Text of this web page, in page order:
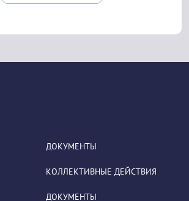
ДОКУМЕНТЫ
КОЛЛЕКТИВНЫЕ ДЕЙСТВИЯ
ДОКУМЕНТЫ